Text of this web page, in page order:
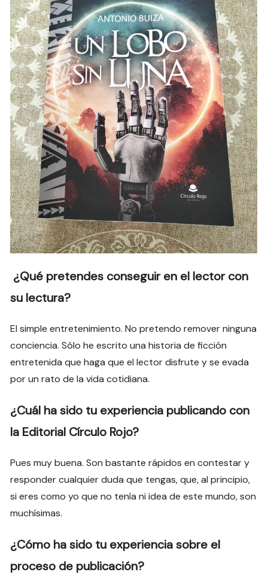
¿Qué pretendes conseguir en el lector con
su lectura?
El simple entretenimiento. No pretendo remover ninguna
conciencia. Sólo he escrito una historia de ficción
entretenida que haga que el lector disfrute y se evada
por un rato de la vida cotidiana.
¿Cuál ha sido tu experiencia publicando con
la Editorial Círculo Rojo?
Pues muy buena. Son bastante rápidos en contestar y
responder cualquier duda que tengas, que, al principio,
si eres como yo que no tenía ni idea de este mundo, son
muchísimas.
¿Cómo ha sido tu experiencia sobre el
proceso de publicación?